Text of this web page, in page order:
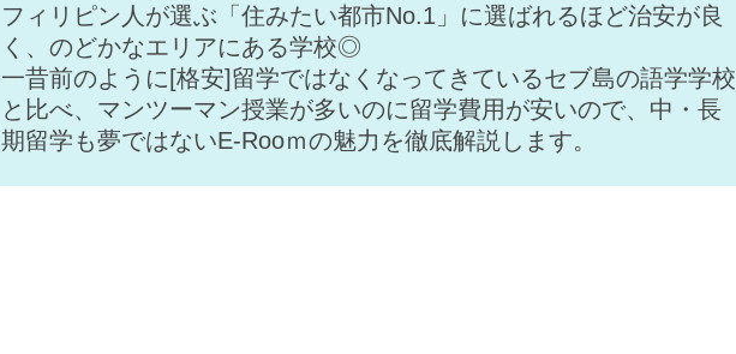
フィリピン人が選ぶ「住みたい都市No.1」に選ばれるほど治安が良
く、のどかなエリアにある学校◎
一昔前のように[格安]留学ではなくなってきているセブ島の語学学校
と比べ、マンツーマン授業が多いのに留学費用が安いので、中・長
期留学も夢ではないE-Rooｍの魅力を徹底解説します。